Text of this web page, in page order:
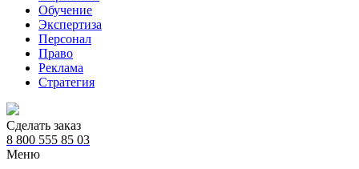
Обучение
Экспертиза
Персонал
Право
Реклама
Стратегия
Сделать заказ
8 800 555 85 03
Меню